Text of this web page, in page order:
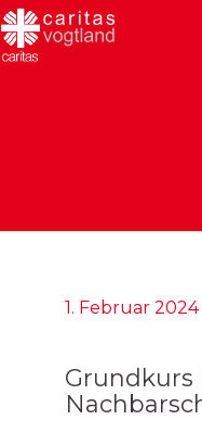
1. Februar 2024
Grundkurs